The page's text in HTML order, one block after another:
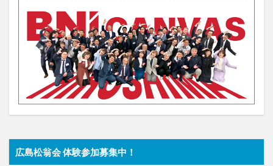
広島松翁会 体験参加募集中！